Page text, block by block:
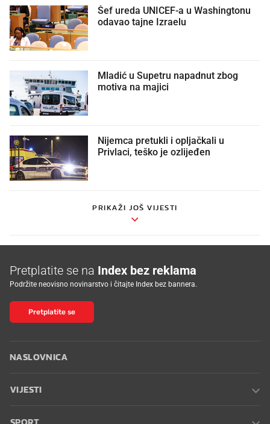
Šef ureda UNICEF-a u Washingtonu
odavao tajne Izraelu
Mladić u Supetru napadnut zbog
motiva na majici
Nijemca pretukli i opljačkali u
Privlaci, teško je ozlijeđen
PRIKAŽI JOŠ VIJESTI
Pretplatite se na Index bez reklama
Podržite neovisno novinarstvo i čitajte Index bez bannera.
Pretplatite se
NASLOVNICA
VIJESTI